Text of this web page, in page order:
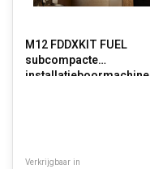
M12 FDDXKIT FUEL
subcompacte
installatieboormachine
Verkrijgbaar in